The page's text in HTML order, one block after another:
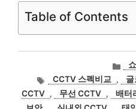
Table of Contents
카
테
고
리
태CCTV 스펙비교 ,
CCTV , 무선 CCTV , 배터